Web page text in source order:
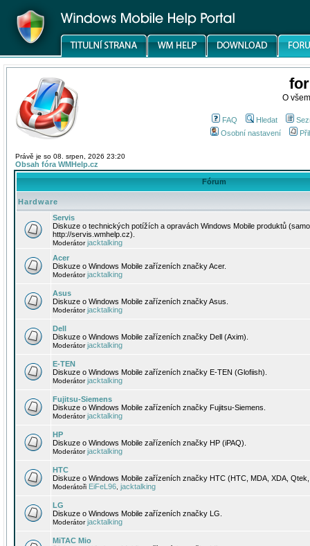
O
FAQ Hledat
Osobní nastavení
Právě je so 08. srpen, 2026 23:20
Obsah fóra WMHelp.cz
Fórum
Hardware
Servis
Diskuze o technických potížích a opravách Windows Mobile produktů
http://servis.wmhelp.cz).
Moderátorjacktalking
Acer
Diskuze o Windows Mobile zařízeních značky Acer.
Moderátorjacktalking
Asus
Diskuze o Windows Mobile zařízeních značky Asus.
Moderátorjacktalking
Dell
Diskuze o Windows Mobile zařízeních značky Dell (Axim).
Moderátorjacktalking
E-TEN
Diskuze o Windows Mobile zařízeních značky E-TEN (Glofiish).
Moderátorjacktalking
Fujitsu-Siemens
Diskuze o Windows Mobile zařízeních značky Fujitsu-Siemens.
Moderátorjacktalking
HP
Diskuze o Windows Mobile zařízeních značky HP (iPAQ).
Moderátorjacktalking
HTC
Diskuze o Windows Mobile zařízeních značky HTC (HTC, MDA, XDA,
Moderátoři EiFeL96 jacktalking
LG
Diskuze o Windows Mobile zařízeních značky LG.
Moderátorjacktalking
MiTAC Mio